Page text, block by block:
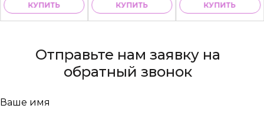
КУПИТЬ КУПИТЬ КУПИТЬ
Отправьте нам заявку на
обратный звонок